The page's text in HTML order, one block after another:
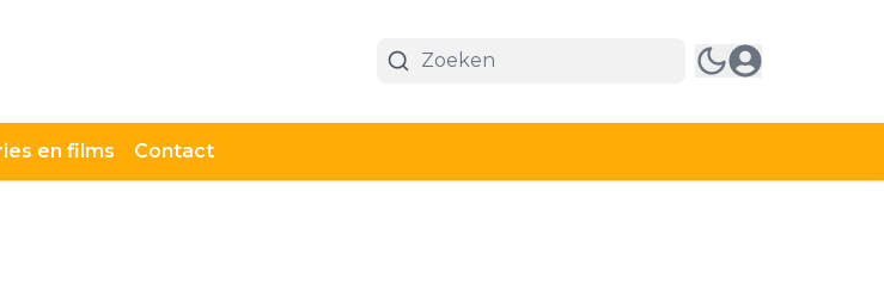
en films Contact